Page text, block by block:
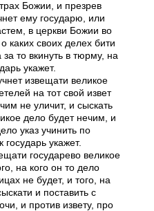
Божии, и презрев
ему государю, или
в церкви Божии во
каких своих делех бити
то вкинуть в тюрму, на
укажет.
извещати великое
на тот свой извет
не уличит, и сыскать
дело будет нечим, и
указ учинить по
государь укажет.
государево великое
на кого он то дело
не будет, и того, на
и поставить с
и против извету, про